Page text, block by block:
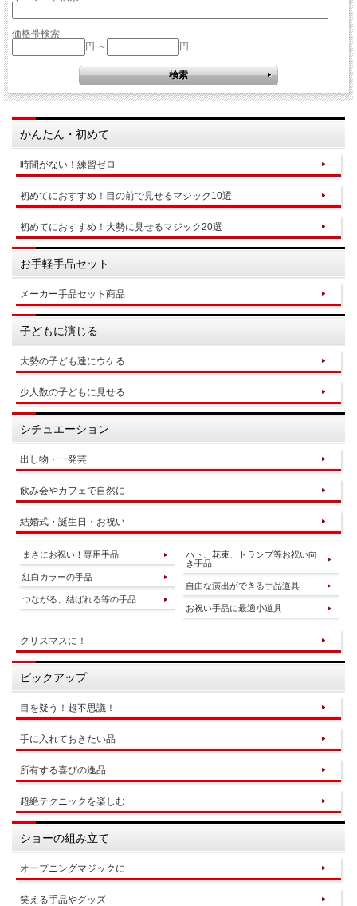
価格帯検索
円 ～
円
かんたん・初めて
時間がない！練習ゼロ
初めてにおすすめ！目の前で見せるマジック10選
初めてにおすすめ！大勢に見せるマジック20選
お手軽手品セット
メーカー手品セット商品
子どもに演じる
大勢の子ども達にウケる
少人数の子どもに見せる
シチュエーション
出し物・一発芸
飲み会やカフェで自然に
結婚式・誕生日・お祝い
まさにお祝い！専用手品
紅白カラーの手品
つながる、結ばれる等の手品
ハト、花束、トランプ等お祝い向
き手品
自由な演出ができる手品道具
お祝い手品に最適小道具
クリスマスに！
ピックアップ
目を疑う！超不思議！
手に入れておきたい品
所有する喜びの逸品
超絶テクニックを楽しむ
ショーの組み立て
オープニングマジックに
笑える手品やグッズ